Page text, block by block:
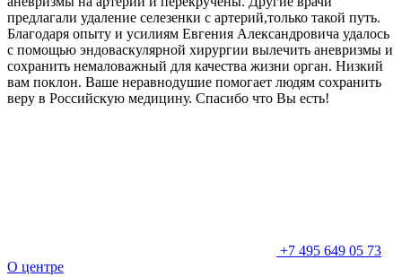
предлагали удаление селезенки с артерий,только такой путь.
Благодаря опыту и усилиям Евгения Александровича удалось
с помощью эндоваскулярной хирургии вылечить аневризмы и
сохранить немаловажный для качества жизни орган. Низкий
вам поклон. Ваше неравнодушие помогает людям сохранить
веру в Российскую медицину. Спасибо что Вы есть!
+7 495 649 05 73
О центре